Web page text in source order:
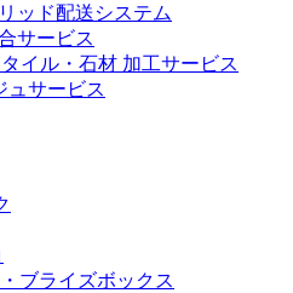
ッド配送システム
サービス
タイル・石材 加工サービス
ュサービス
ブライズボックス